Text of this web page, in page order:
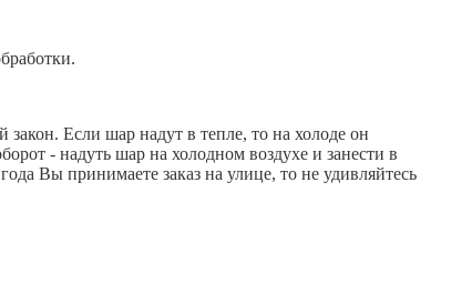
Если шар надут в тепле, то на холоде он
- надуть шар на холодном воздухе и занести в
Вы принимаете заказ на улице, то не удивляйтесь